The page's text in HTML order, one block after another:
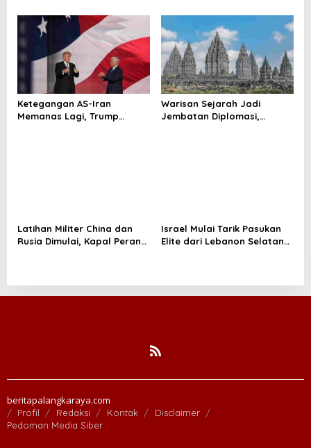
o
n
Ketegangan AS-Iran
Memanas Lagi, Trump
Warisan Sejarah Jadi
Jembatan Diplomasi,
Latihan Militer China dan
Rusia Dimulai, Kapal Perang
Israel Mulai Tarik Pasukan
Elite dari Lebanon Selatan
beritapalangkaraya.com
Profil Redaksi Kontak
Disclaimer
Pedoman Media Siber